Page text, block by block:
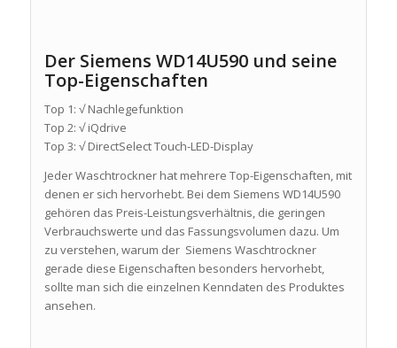
Der Siemens WD14U590 und seine
Top-Eigenschaften
Top 1: √ Nachlegefunktion
Top 2: √ iQdrive
Top 3: √ DirectSelect Touch-LED-Display
Jeder Waschtrockner hat mehrere Top-Eigenschaften, mit
denen er sich hervorhebt. Bei dem Siemens WD14U590
gehören das Preis-Leistungsverhältnis, die geringen
Verbrauchswerte und das Fassungsvolumen dazu. Um
zu verstehen, warum der Siemens Waschtrockner
gerade diese Eigenschaften besonders hervorhebt,
sollte man sich die einzelnen Kenndaten des Produktes
ansehen.